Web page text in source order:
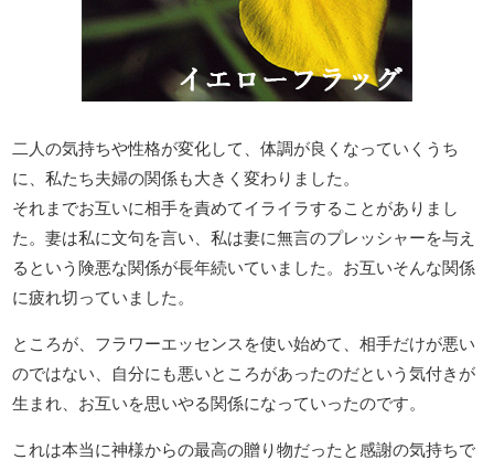
二人の気持ちや性格が変化して、体調が良くなっていくうち
に、私たち夫婦の関係も大きく変わりました。
それまでお互いに相手を責めてイライラすることがありまし
た。妻は私に文句を言い、私は妻に無言のプレッシャーを与え
るという険悪な関係が長年続いていました。お互いそんな関係
に疲れ切っていました。
ところが、フラワーエッセンスを使い始めて、相手だけが悪い
のではない、自分にも悪いところがあったのだという気付きが
生まれ、お互いを思いやる関係になっていったのです。
これは本当に神様からの最高の贈り物だったと感謝の気持ちで